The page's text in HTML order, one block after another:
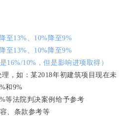
至13%、10%降至9%
至13%、10%降至9%
16%/10%，但是影响进项取得）
，如：某2018年初建筑项目现在未
和9%
等法院判决案例给予参考
、条款参考等